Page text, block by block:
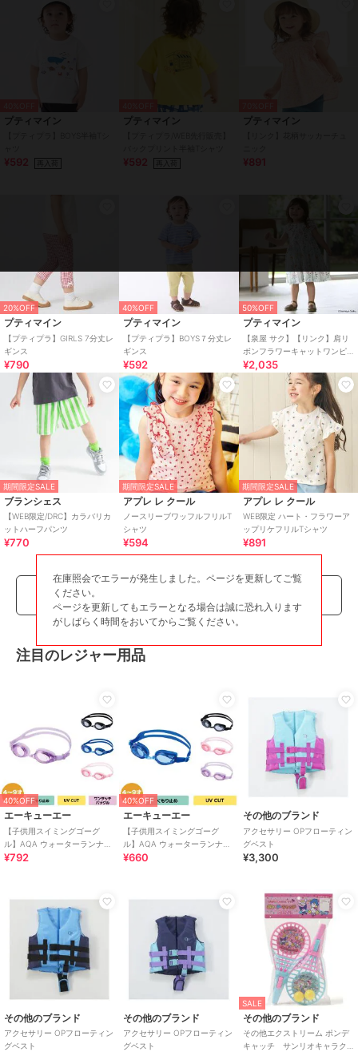
プティマイン
¥592
プティマイン
¥592
プティマイン
¥891
20%OFF
プティマイン
【プティプラ】GIRLS 7分丈レ
ギンス
¥790
40%OFF
プティマイン
【プティプラ】BOYS７分丈レ
ギンス
¥592
50%OFF
プティマイン
【泉屋 サク】【リンク】肩リ
ボンフラワーキャットワンピ
ース
¥2,035
期間限定SALE
ブランシェス
【WEB限定/DRC】カラバリカ
ットハーフパンツ
¥770
期間限定SALE
アプレ レ クール
ノースリーブワッフルフリルT
シャツ
¥594
期間限定SALE
アプレ レ クール
WEB限定 ハート・フラワーア
ップリケフリルTシャツ
¥891
注目のレジャー用品
40%OFF
エーキューエー
【子供用スイミングゴーグ
ル】AQA ウォーターランナー
キッズクリック KM-1640
¥792
40%OFF
エーキューエー
【子供用スイミングゴーグ
ル】AQA ウォーターランナー
フィットキッズ KM-1641
¥660
その他のブランド
アクセサリー OPフローティン
グベスト
¥3,300
その他のブランド
アクセサリー OPフローティン
グベスト
その他のブランド
アクセサリー OPフローティン
グベスト
SALE
その他のブランド
その他エクストリーム ポンデ
キャッチ サンリオキャラク
在庫照会でエラーが発生しました。ページを更新してご覧
ください。
ページを更新してもエラーとなる場合は誠に恐れ入ります
がしばらく時間をおいてからご覧ください。